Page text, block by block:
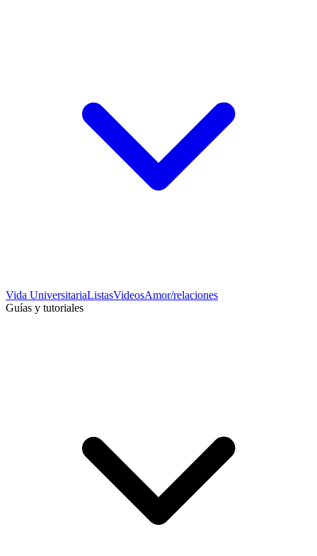
Vida UniversitariaListasVideosAmor/relaciones
Guías y tutoriales